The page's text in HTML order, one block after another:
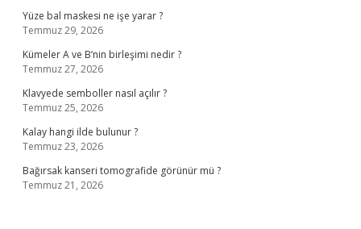
Yüze bal maskesi ne işe yarar ?
Temmuz 29, 2026
Kümeler A ve B’nin birleşimi nedir ?
Temmuz 27, 2026
Klavyede semboller nasıl açılır ?
Temmuz 25, 2026
Kalay hangi ilde bulunur ?
Temmuz 23, 2026
Bağırsak kanseri tomografide görünür mü ?
Temmuz 21, 2026